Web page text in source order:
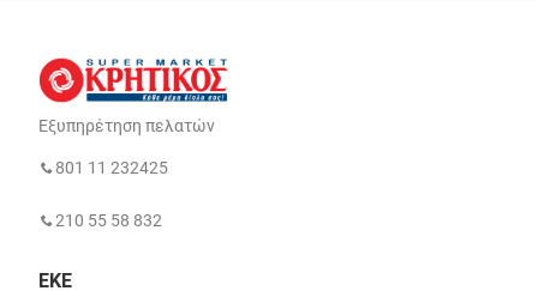
Εξυπηρέτηση πελατών
801 11 232425
210 55 58 832
ΕΚΕ